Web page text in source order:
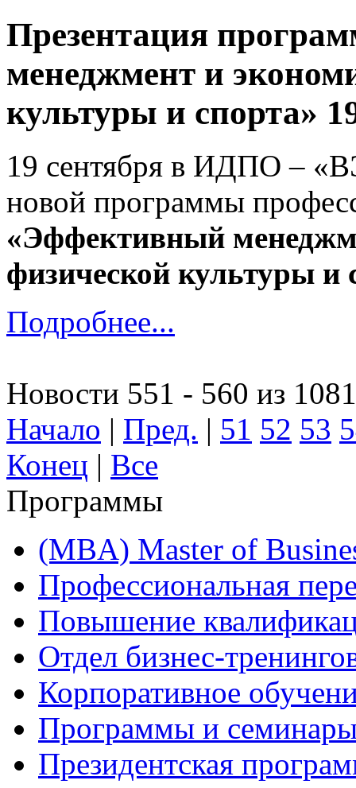
Презентация
менеджмент и
культуры и спорта»
19 сентября в ИДПО –
новой программы
«Эффективный
физической культуры и
Подробнее...
Новости 551 - 560 из 1081
Начало | Пред. | 51 52 53
Конец | Все
Программы
(MBA) Master of
Профессиональная
Повышение
Отдел бизнес-
Корпоративное
Программы и
Президентская